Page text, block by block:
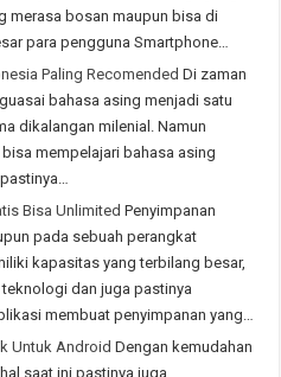
merasa bosan maupun bisa di
para pengguna Smartphone…
Paling Recomended Di zaman
bahasa asing menjadi satu
dikalangan milenial. Namun
mempelajari bahasa asing
Bisa Unlimited Penyimpanan
pada sebuah perangkat
kapasitas yang terbilang besar,
dan juga pastinya
membuat penyimpanan yang…
Untuk Android Dengan kemudahan
saat ini pastinya juga